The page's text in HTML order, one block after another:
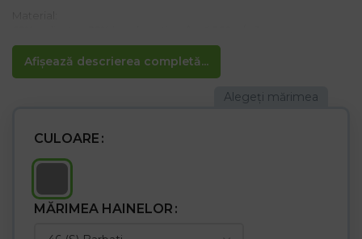
Afișează descrierea completă...
Material elastic negru 94% poliamidă, 6% elastan 270 g/m²
Caracteristici:
– Bumbacul asigură respirabilitatea materialului
– Poliesterul asigură rezistența și rezistența culorii
– Două buzunare laterale și două buzunare pentru pantaloni cu
– Două buzunare la spate cu fermoar cu clape suplimentare
– Cureaua nu face parte din pachet
CULOARE
MĂRIMEA HAINELOR